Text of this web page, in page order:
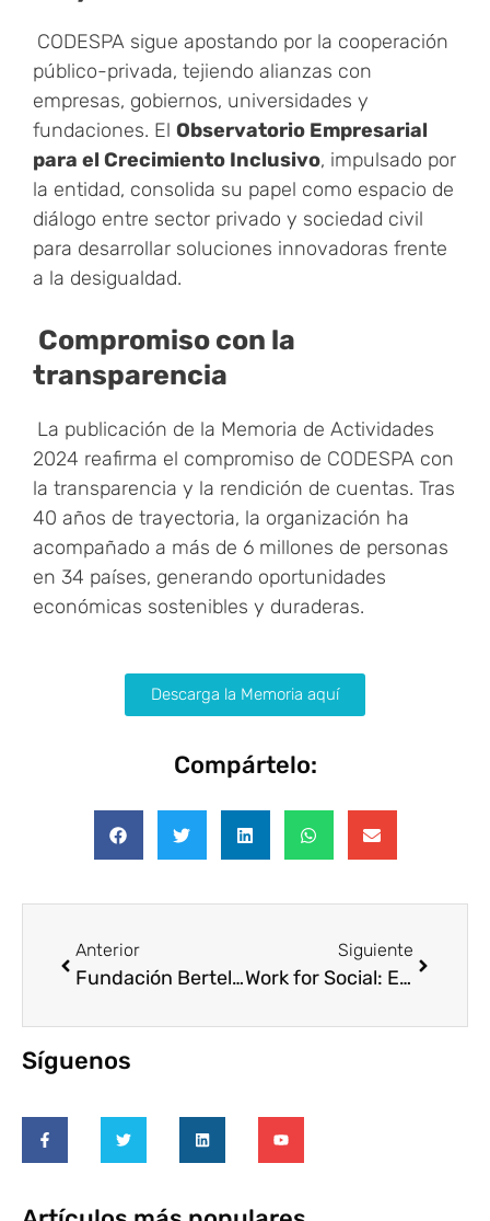
CODESPA sigue apostando por la cooperación
público-privada, tejiendo alianzas con
empresas, gobiernos, universidades y
fundaciones. El Observatorio Empresarial
para el Crecimiento Inclusivo, impulsado por
la entidad, consolida su papel como espacio de
diálogo entre sector privado y sociedad civil
para desarrollar soluciones innovadoras frente
a la desigualdad.
Compromiso con la
transparencia
La publicación de la Memoria de Actividades
2024 reafirma el compromiso de CODESPA con
la transparencia y la rendición de cuentas. Tras
40 años de trayectoria, la organización ha
acompañado a más de 6 millones de personas
en 34 países, generando oportunidades
económicas sostenibles y duraderas.
Descarga la Memoria aquí
Compártelo:
Anterior
Fundación Bertelsmann: Comienza un nuevo capítulo de «Empresas que inspiran»
Siguiente
Work for Social: Empresas europeas se unen para derribar las barreras tras la maternidad y la paternidad
Síguenos